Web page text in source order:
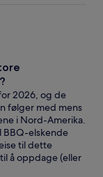
2026, og de
følger med mens
i Nord-Amerika.
BBQ-elskende
til dette
å oppdage (eller